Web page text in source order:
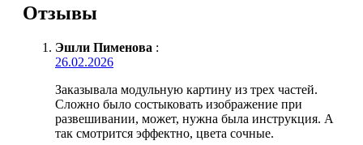
Отзывы
Эшли Пименова :
26.02.2026
Заказывала модульную картину из трех частей.
Сложно было состыковать изображение при
развешивании, может, нужна была инструкция. А
так смотрится эффектно, цвета сочные.